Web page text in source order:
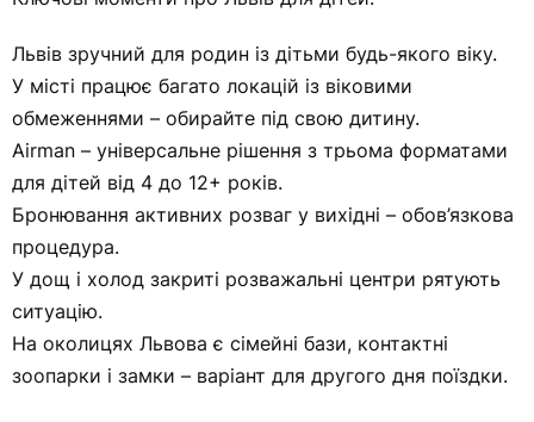
Львів зручний для родин із дітьми будь-якого віку.
У місті працює багато локацій із віковими
обмеженнями – обирайте під свою дитину.
Airman – універсальне рішення з трьома форматами
для дітей від 4 до 12+ років.
Бронювання активних розваг у вихідні – обов’язкова
процедура.
У дощ і холод закриті розважальні центри рятують
ситуацію.
На околицях Львова є сімейні бази, контактні
зоопарки і замки – варіант для другого дня поїздки.